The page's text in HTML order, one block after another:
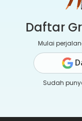
Daftar
Mulai
Sudah